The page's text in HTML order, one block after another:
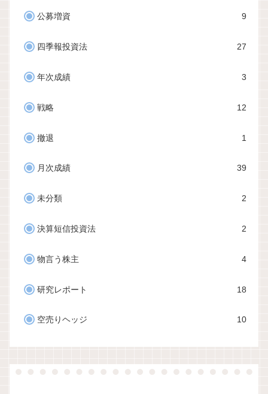
公募増資 9
四季報投資法 27
年次成績 3
戦略 12
撤退 1
月次成績 39
未分類 2
決算短信投資法 2
物言う株主 4
研究レポート 18
空売りヘッジ 10